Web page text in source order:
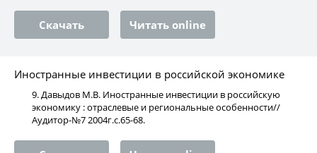
Скачать Читать online
Иностранные инвестиции в российской экономике
9. Давыдов М.В. Иностранные инвестиции в российскую
экономику : отраслевые и региональные особенности//
Аудитор-№7 2004г.с.65-68.